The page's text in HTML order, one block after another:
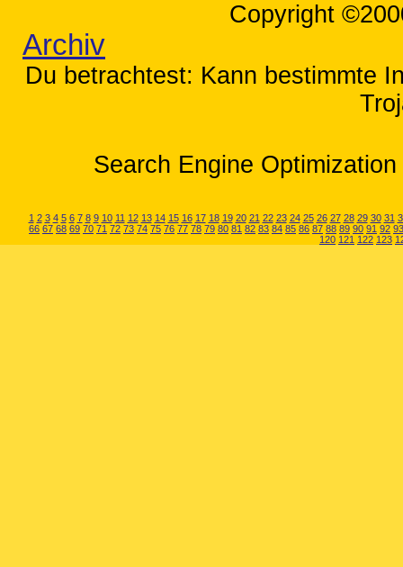
Copyright
Archiv
Du betrachtest: Kann bestimmte
Search Engine
1 2 3 4 5 6 7 8 9 10 11 12 13 14 15 16 17 18 19 20 21 22 23 24 25 26 27 28 29 30 31
66 67 68 69 70 71 72 73 74 75 76 77 78 79 80 81 82 83 84 85 86 87 88 89 90 91 92 93
120 121 122 123